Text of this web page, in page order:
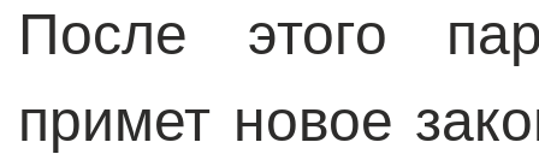
После этого
примет новое